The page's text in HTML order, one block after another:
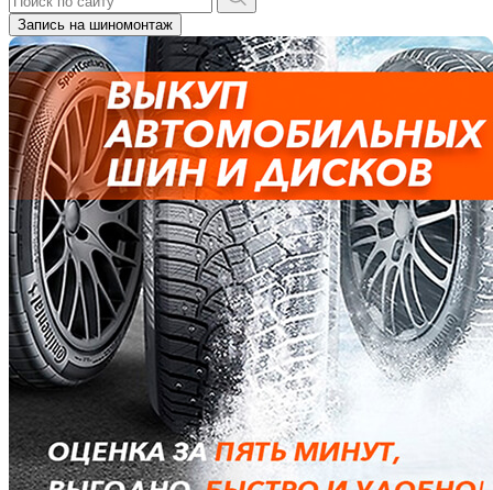
Запись на шиномонтаж